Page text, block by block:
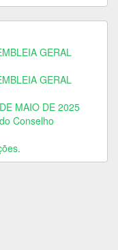
GERAL
GERAL
MAIO DE 2025
Conselho